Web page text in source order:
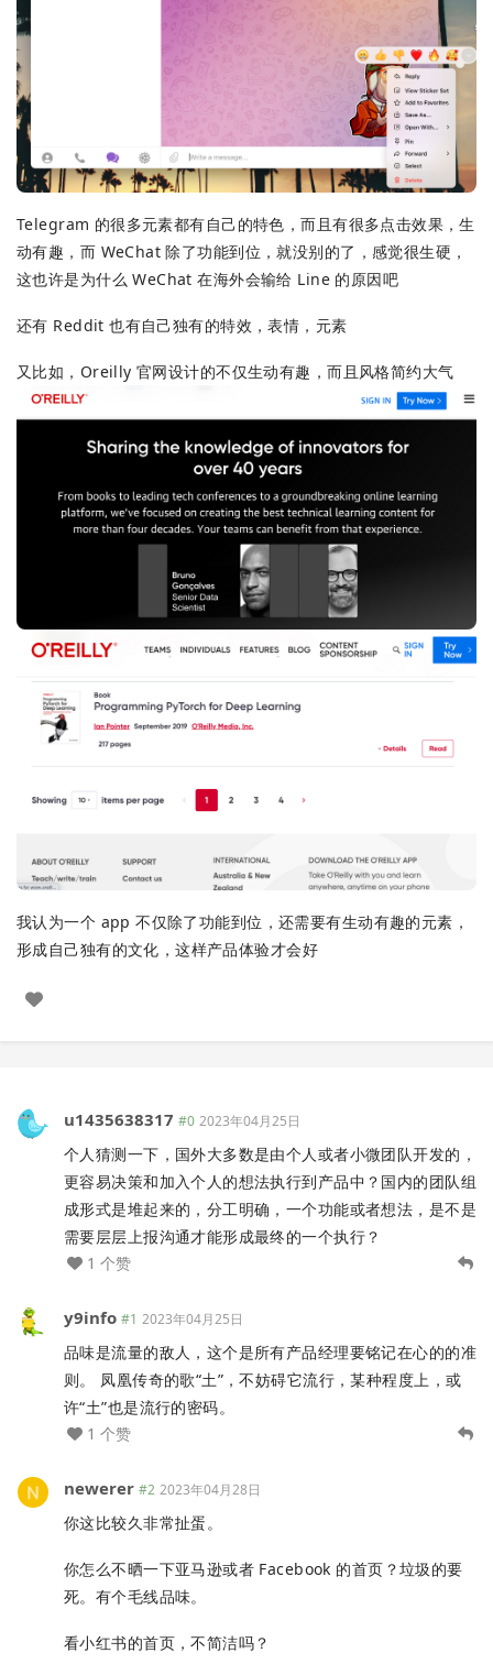
Telegram 的很多元素都有自己的特色，而且有很多点击效果，生
动有趣，而 WeChat 除了功能到位，就没别的了，感觉很生硬，
这也许是为什么 WeChat 在海外会输给 Line 的原因吧
还有 Reddit 也有自己独有的特效，表情，元素
又比如，Oreilly 官网设计的不仅生动有趣，而且风格简约大气
我认为一个 app 不仅除了功能到位，还需要有生动有趣的元素，
形成自己独有的文化，这样产品体验才会好
u1435638317 #0 2023年04月25日
个人猜测一下，国外大多数是由个人或者小微团队开发的，
更容易决策和加入个人的想法执行到产品中？国内的团队组
成形式是堆起来的，分工明确，一个功能或者想法，是不是
需要层层上报沟通才能形成最终的一个执行？
1 个赞
y9info #1 2023年04月25日
品味是流量的敌人，这个是所有产品经理要铭记在心的的准
则。 凤凰传奇的歌“土”，不妨碍它流行，某种程度上，或
许“土”也是流行的密码。
1 个赞
newerer #2 2023年04月28日
你这比较久非常扯蛋。
你怎么不晒一下亚马逊或者 Facebook 的首页？垃圾的要
死。有个毛线品味。
看小红书的首页，不简洁吗？